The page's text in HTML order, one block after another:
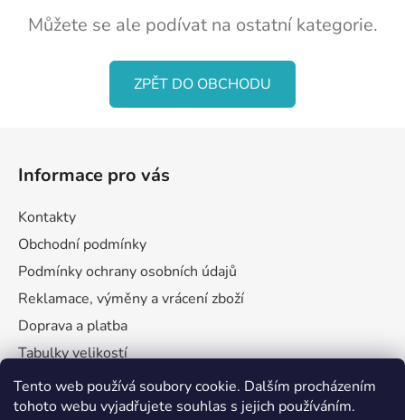
Tento web používá soubory cookie. Dalším procházením
tohoto webu vyjadřujete souhlas s jejich používáním.
Můžete se ale podívat na ostatní kategorie.
ZPĚT DO OBCHODU
Informace pro vás
Kontakty
Obchodní podmínky
Podmínky ochrany osobních údajů
Reklamace, výměny a vrácení zboží
Doprava a platba
Tabulky velikostí